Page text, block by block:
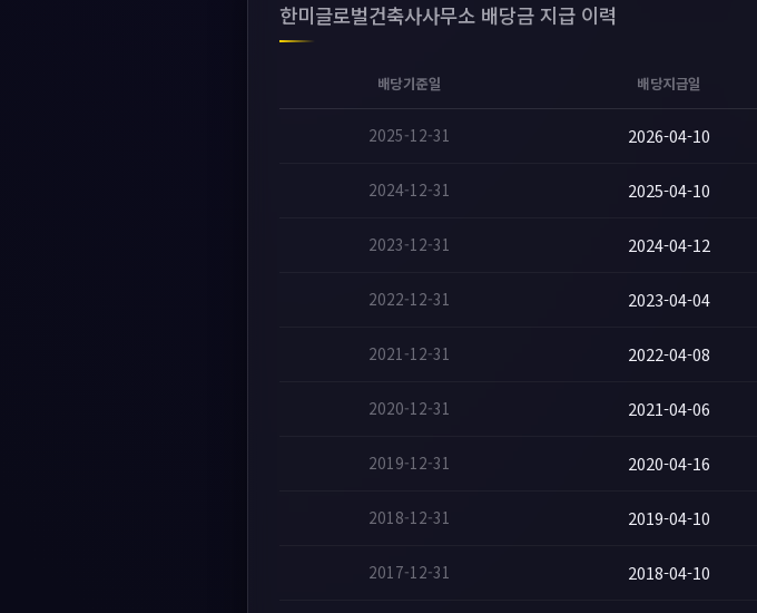
한미글로벌건축사사무소 배당금 지급 이력
배당기준일 배당지급일
2025-12-31 2026-04-10
2024-12-31 2025-04-10
2023-12-31 2024-04-12
2022-12-31 2023-04-04
2021-12-31 2022-04-08
2020-12-31 2021-04-06
2019-12-31 2020-04-16
2018-12-31 2019-04-10
2017-12-31 2018-04-10